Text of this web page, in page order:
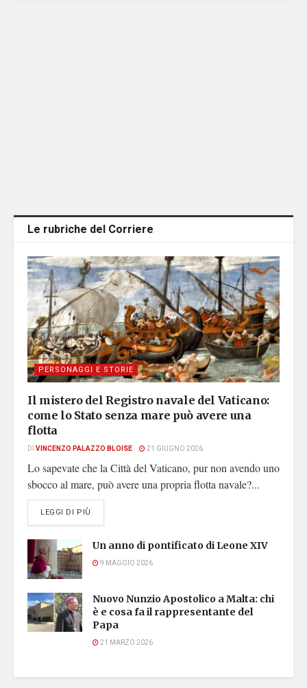
Le rubriche del Corriere
PERSONAGGI E STORIE
Il mistero del Registro navale del Vaticano:
come lo Stato senza mare può avere una
flotta
DI VINCENZO PALAZZO BLOISE 21 GIUGNO 2026
Lo sapevate che la Città del Vaticano, pur non avendo uno
sbocco al mare, può avere una propria flotta navale?...
LEGGI DI PIÙ
Un anno di pontificato di Leone XIV
9 MAGGIO 2026
Nuovo Nunzio Apostolico a Malta: chi
è e cosa fa il rappresentante del
Papa
21 MARZO 2026